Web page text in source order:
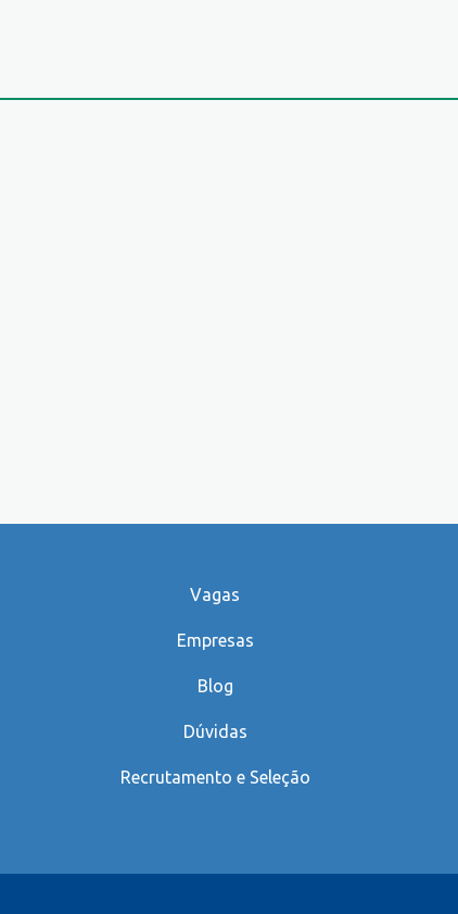
Vagas
Empresas
Blog
Dúvidas
Recrutamento e Seleção